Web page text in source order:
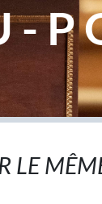
LE